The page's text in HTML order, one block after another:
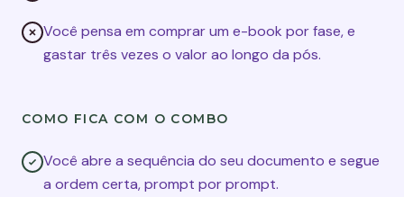
Você pensa em comprar um e-book por fase, e
gastar três vezes o valor ao longo da pós.
COMO FICA COM O COMBO
Você abre a sequência do seu documento e segue
a ordem certa, prompt por prompt.